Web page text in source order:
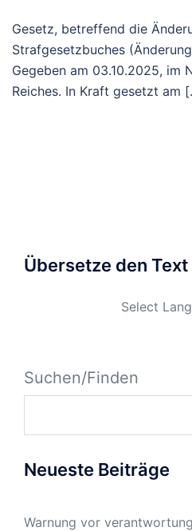
Gesetz, betreffend die
Strafgesetzbuches
Gegeben am 03.10.2025, im
Reiches. In Kraft gesetzt am
Übersetze den Text
Select
Suchen/Finden
Neueste Beiträge
Warnung vor